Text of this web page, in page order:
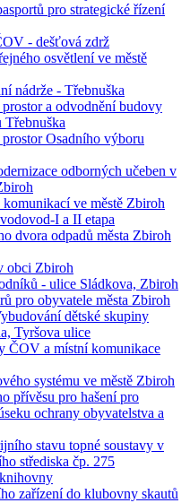
pro strategické řízení
- dešťová zdrž
osvětlení ve městě
nádrže - Třebnuška
a odvodnění budovy
Třebnuška
Osadního výboru
odborných učeben v
ve městě Zbiroh
I a II etapa
dvora odpadů města Zbiroh
obci Zbiroh
- ulice Sládkova, Zbiroh
pro obyvatele města Zbiroh
dětské skupiny
Tyršova ulice
ČOV a místní komunikace
systému ve městě Zbiroh
přívěsu pro hašení pro
ochrany obyvatelstva a
stavu topné soustavy v
střediska čp. 275
zařízení do klubovny skautů